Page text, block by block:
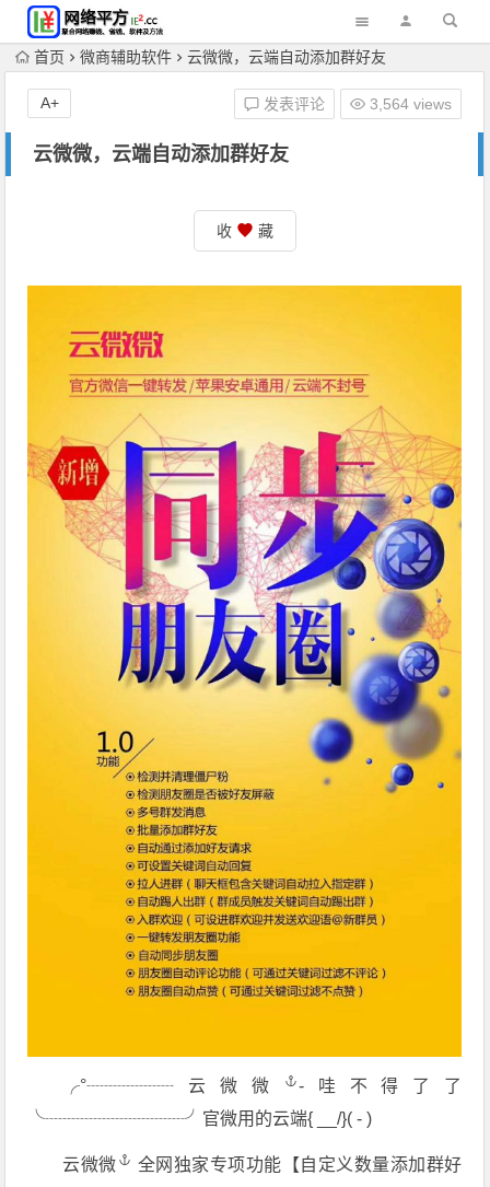
首页 微商辅助软件 云微微，云端自动添加群好友
云微微，云端自动添加群好友
发表评论 3,564 views
A+
收 藏
╭°┈┈┈┈┈ 云微微
-哇不得了了
╰┈┈┈┈┈┈┈┈╯官微用的云端{ __/}( - )
云微微
全网独家专项功能【自定义数量添加群好